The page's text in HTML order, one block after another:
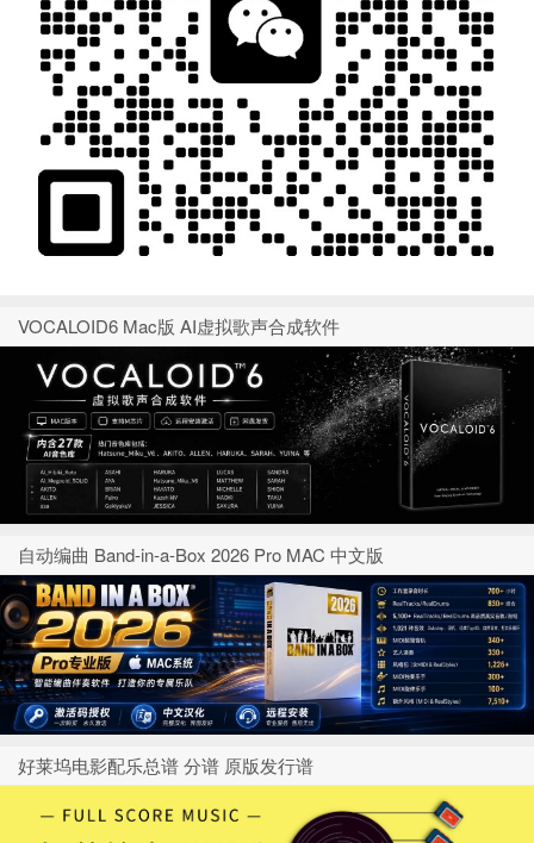
VOCALOID6 Mac版 AI虚拟歌声合成软件
自动编曲 Band-in-a-Box 2026 Pro MAC 中文版
好莱坞电影配乐总谱 分谱 原版发行谱